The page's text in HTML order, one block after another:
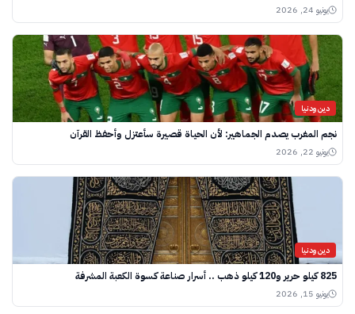
يونيو 24, 2026
دين ودنيا
نجم المغرب يصدم الجماهير: لأن الحياة قصيرة سأعتزل وأحفظ القرآن
يونيو 22, 2026
دين ودنيا
825 كيلو حرير و120 كيلو ذهب .. أسرار صناعة كسوة الكعبة المشرفة
يونيو 15, 2026